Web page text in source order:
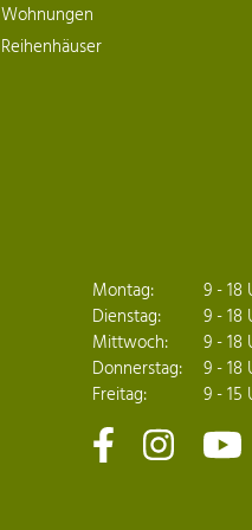
Montag:
9 - 18
Dienstag:
9 - 18
Mittwoch:
9 - 18
Donnerstag:
9 - 18
Freitag:
9 - 15
Wohnungen
Reihenhäuser